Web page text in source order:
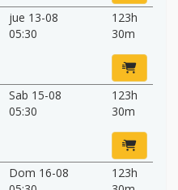
jue 13-08
05:30
123h
30m
Sab 15-08
05:30
123h
30m
Dom 16-08
123h